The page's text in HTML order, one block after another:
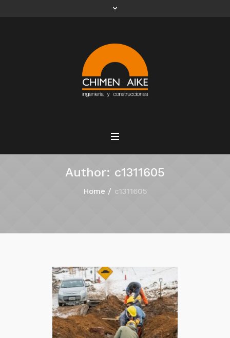
Author: c1311605
Home / c1311605